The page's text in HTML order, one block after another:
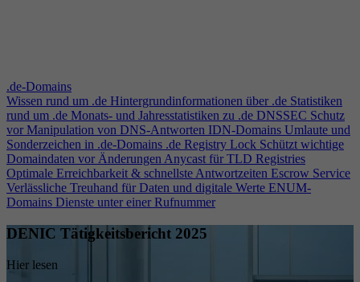
.de-Domains
Wissen rund um .de Hintergrundinformationen über .de Statistiken
rund um .de Monats- und Jahresstatistiken zu .de DNSSEC Schutz
vor Manipulation von DNS-Antworten IDN-Domains Umlaute und
Sonderzeichen in .de-Domains .de Registry Lock Schützt wichtige
Domaindaten vor ÄnderungenAnycast für TLD Registries
Optimale Erreichbarkeit & schnellste Antwortzeiten Escrow Service
Verlässliche Treuhand für Daten und digitale Werte ENUM-
Domains Dienste unter einer Rufnummer
DENIC Tätigkeitsbericht 2025
Hier lesen